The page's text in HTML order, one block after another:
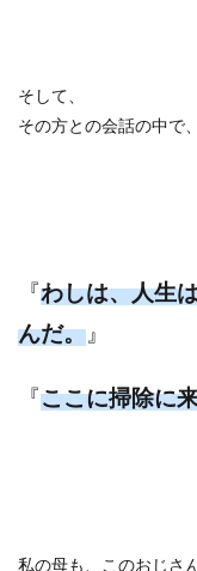
そして、
その方との会話の中で
『わしは、人生
んだ。 』
『ここに掃除に
私の母も、このおじさ